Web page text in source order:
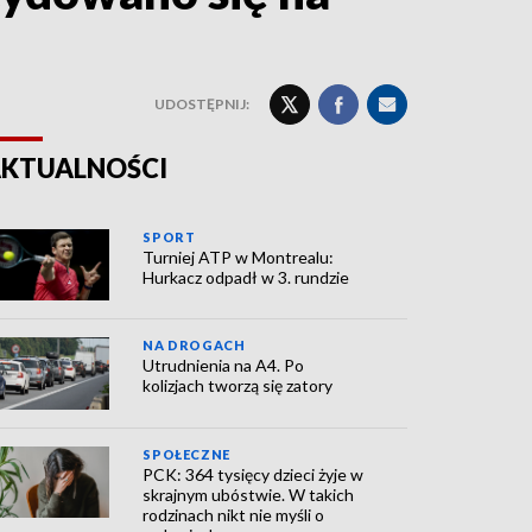
UDOSTĘPNIJ:
SPORT
Turniej ATP w Montrealu:
Hurkacz odpadł w 3. rundzie
NA DROGACH
Utrudnienia na A4. Po
kolizjach tworzą się zatory
SPOŁECZNE
PCK: 364 tysięcy dzieci żyje w
skrajnym ubóstwie. W takich
rodzinach nikt nie myśli o